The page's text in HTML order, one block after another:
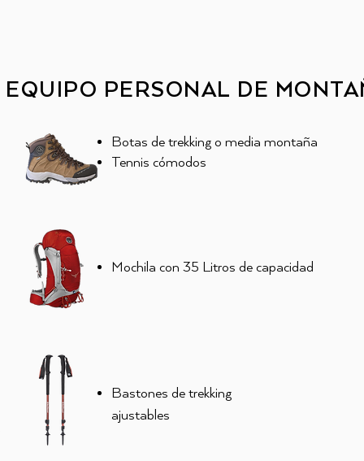
EQUIPO PERSONAL DE
Botas de trekking o media montaña
Tennis cómodos
Mochila con 35 Litros de capacidad
Bastones de trekking
ajustables